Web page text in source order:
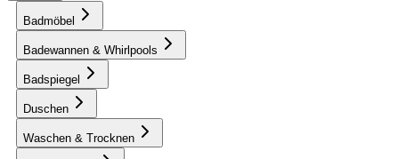
Badmöbel
Badewannen & Whirlpools
Badspiegel
Duschen
Waschen & Trocknen